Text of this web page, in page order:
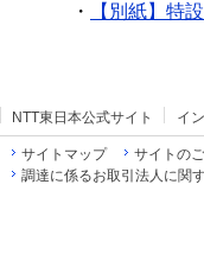
・ 【別紙】特
NTT東日本公式サイト イ
サイトマップ サイトの
調達に係るお取引法人に関